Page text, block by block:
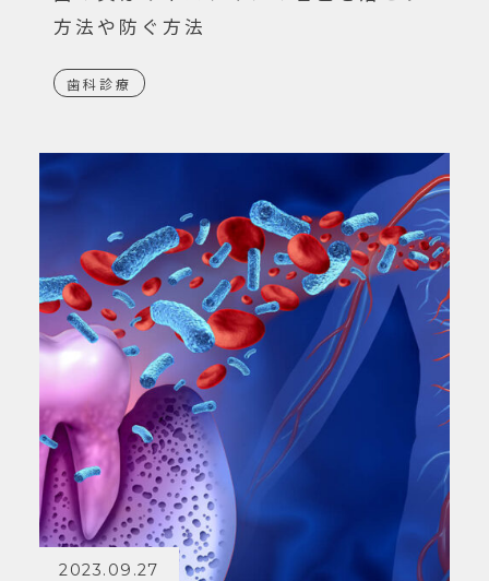
方法や防ぐ方法
歯科診療
2023.09.27